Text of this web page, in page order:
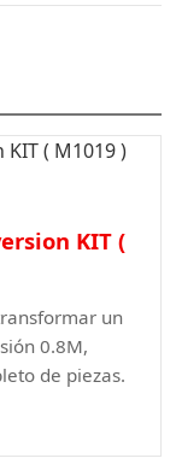
KIT (
un
0.8M,
de piezas.